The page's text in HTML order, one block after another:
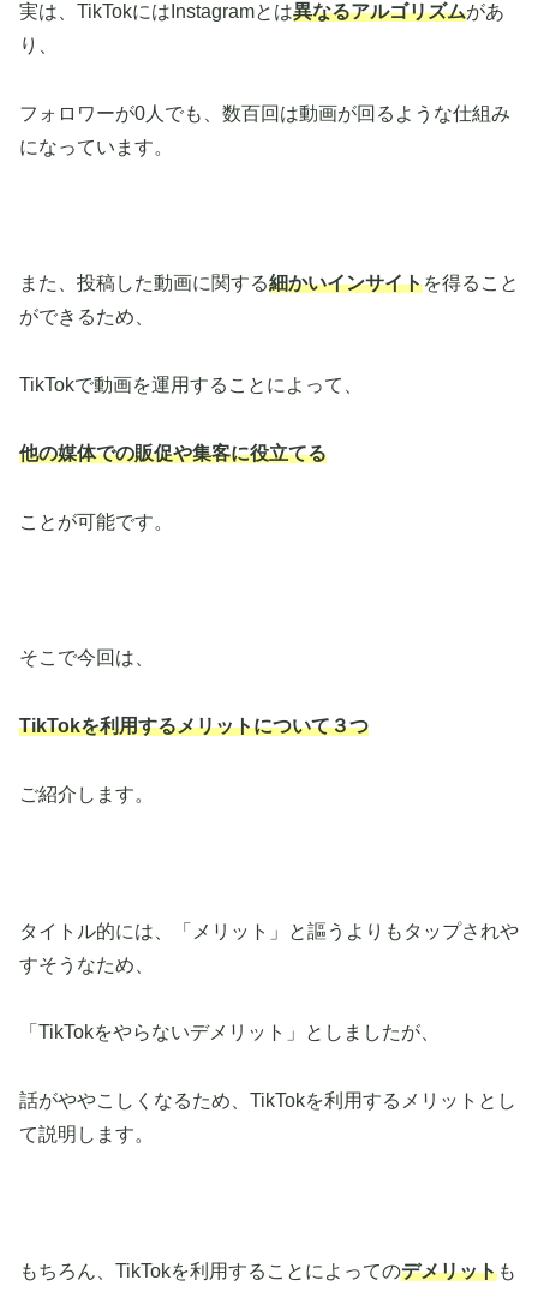
実は、TikTokにはInstagramとは異なるアルゴリズムがあ
り、
フォロワーが0人でも、数百回は動画が回るような仕組み
になっています。
また、投稿した動画に関する細かいインサイトを得ること
ができるため、
TikTokで動画を運用することによって、
他の媒体での販促や集客に役立てる
ことが可能です。
そこで今回は、
TikTokを利用するメリットについて３つ
ご紹介します。
タイトル的には、「メリット」と謳うよりもタップされや
すそうなため、
「TikTokをやらないデメリット」としましたが、
話がややこしくなるため、TikTokを利用するメリットとし
て説明します。
もちろん、TikTokを利用することによってのデメリットも